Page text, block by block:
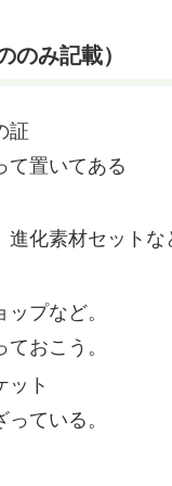
のみ記載）
証
て置いてある
進化素材セットな
プなど。
おこう。
ット
ている。